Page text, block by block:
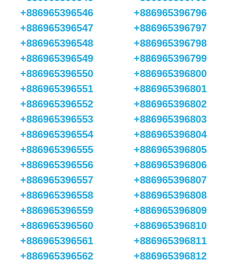
+886965396546
+886965396547
+886965396548
+886965396549
+886965396550
+886965396551
+886965396552
+886965396553
+886965396554
+886965396555
+886965396556
+886965396557
+886965396558
+886965396559
+886965396560
+886965396561
+886965396562
+886965396796
+886965396797
+886965396798
+886965396799
+886965396800
+886965396801
+886965396802
+886965396803
+886965396804
+886965396805
+886965396806
+886965396807
+886965396808
+886965396809
+886965396810
+886965396811
+886965396812